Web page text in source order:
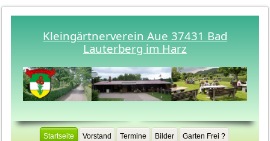
Kleingärtnerverein Aue 37431 Bad
Lauterberg im Harz
Startseite Vorstand Termine Bilder Garten Frei ?